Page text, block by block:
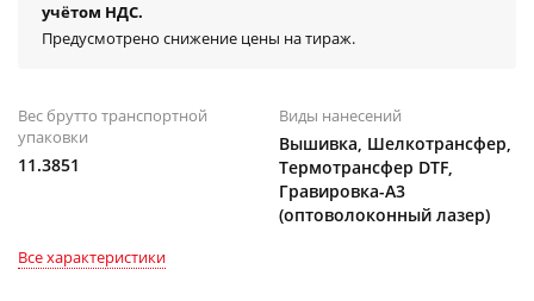
учётом НДС.
Предусмотрено снижение цены на тираж.
Вес брутто транспортной
упаковки
11.3851
Виды нанесений
Вышивка, Шелкотрансфер,
Термотрансфер DTF,
Гравировка-А3
(оптоволоконный лазер)
Все характеристики